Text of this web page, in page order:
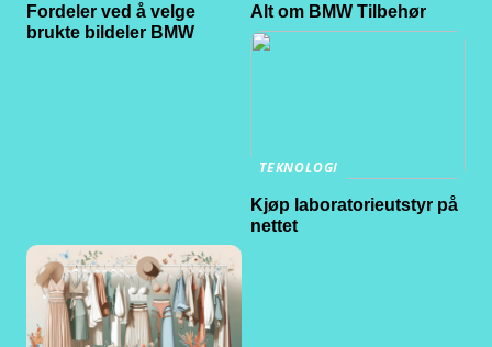
Fordeler ved å velge
brukte bildeler BMW
Alt om BMW Tilbehør
TEKNOLOGI
Kjøp laboratorieutstyr på
nettet